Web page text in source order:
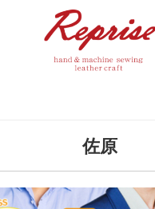
佐原